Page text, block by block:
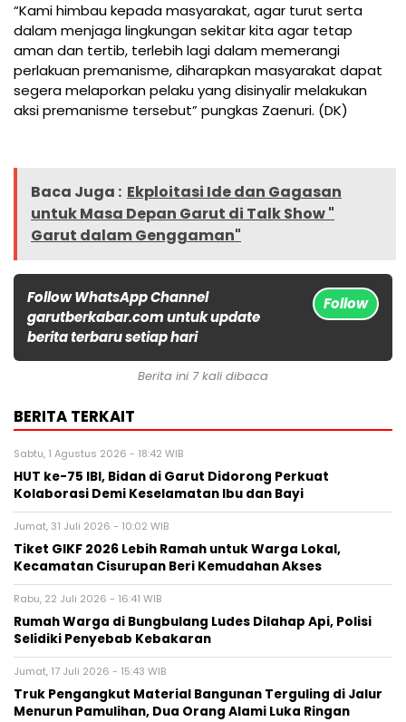
“Kami himbau kepada masyarakat, agar turut serta
dalam menjaga lingkungan sekitar kita agar tetap
aman dan tertib, terlebih lagi dalam memerangi
perlakuan premanisme, diharapkan masyarakat dapat
segera melaporkan pelaku yang disinyalir melakukan
aksi premanisme tersebut” pungkas Zaenuri. (DK)
Baca Juga : Ekploitasi Ide dan Gagasan
untuk Masa Depan Garut di Talk Show "
Garut dalam Genggaman"
Follow WhatsApp Channel
garutberkabar.com untuk update
berita terbaru setiap hari
Follow
Berita ini 7 kali dibaca
BERITA TERKAIT
Sabtu, 1 Agustus 2026 - 18:42 WIB
HUT ke-75 IBI, Bidan di Garut Didorong Perkuat
Kolaborasi Demi Keselamatan Ibu dan Bayi
Jumat, 31 Juli 2026 - 10:02 WIB
Tiket GIKF 2026 Lebih Ramah untuk Warga Lokal,
Kecamatan Cisurupan Beri Kemudahan Akses
Rabu, 22 Juli 2026 - 16:41 WIB
Rumah Warga di Bungbulang Ludes Dilahap Api, Polisi
Selidiki Penyebab Kebakaran
Jumat, 17 Juli 2026 - 15:43 WIB
Truk Pengangkut Material Bangunan Terguling di Jalur
Menurun Pamulihan, Dua Orang Alami Luka Ringan